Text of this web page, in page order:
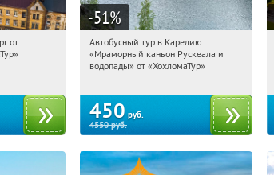
Купили:
от
-51%
00:40:34 Купили:
Сенная площадь
Автобусный тур в Карелию
«Мраморный каньон Рускеала и
водопады» от «ХохломаТур»
450 руб.
4550руб.